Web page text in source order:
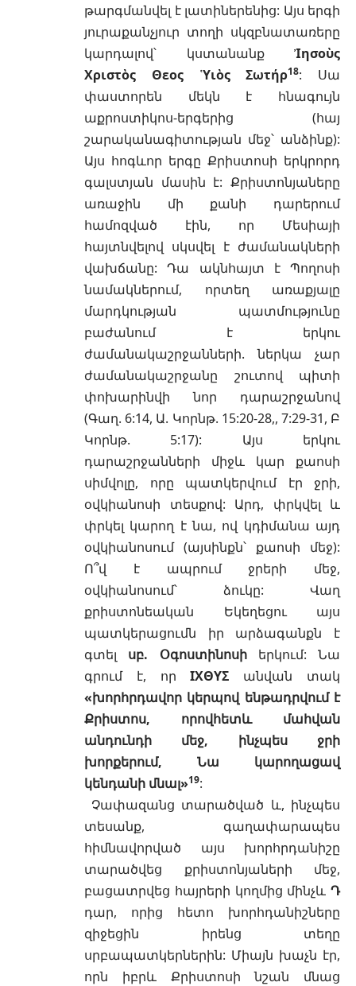
թարգմանվել է լատիներենից: Այս երգի
յուրաքանչյուր տողի սկզբնատառերը
կարդալով՝ կստանանք Ἰησοὺς
Χριστὸς Θεoς ῾Υιὸς Σωτήρ18: Սա
փաստորեն մեկն է հնագույն
աքրոստիկոս-երգերից (հայ
շարականագիտության մեջ՝ անձինք):
Այս հոգևոր երգը Քրիստոսի երկրորդ
գալստյան մասին է: Քրիստոնյաները
առաջին մի քանի դարերում
համոզված էին, որ Մեսիայի
հայտնվելով սկսվել է ժամանակների
վախճանը: Դա ակնհայտ է Պողոսի
նամակներում, որտեղ առաքյալը
մարդկության պատմությունը
բաժանում է երկու
ժամանակաշրջանների. ներկա չար
ժամանակաշրջանը շուտով պիտի
փոխարինվի նոր դարաշրջանով
(Գաղ. 6:14, Ա. Կորնթ. 15:20-28,, 7:29-31, Բ
Կորնթ. 5:17): Այս երկու
դարաշրջանների միջև կար քաոսի
սիմվոլը, որը պատկերվում էր ջրի,
օվկիանոսի տեսքով: Արդ, փրկվել և
փրկել կարող է նա, ով կդիմանա այդ
օվկիանոսում (այսինքն՝ քաոսի մեջ):
Ո՞վ է ապրում ջրերի մեջ,
օվկիանոսում՝ ձուկը: Վաղ
քրիստոնեական Եկեղեցու այս
պատկերացումն իր արձագանքն է
գտել սբ. Օգոստինոսիերկում: Նա
գրում է, որIΧΘΥΣ անվան տակ
«խորհրդավոր կերպով ենթադրվում է
Քրիստոս, որովհետև մահվան
անդունդի մեջ, ինչպես ջրի
խորքերում, Նա կարողացավ
կենդանի մնալ»19:
Չափազանց տարածված և, ինչպես
տեսանք, գաղափարապես
հիմնավորված այս խորհրդանիշը
տարածվեց քրիստոնյաների մեջ,
բացատրվեց հայրերի կողմից մինչև Դ
դար, որից հետո խորհդանիշները
զիջեցին իրենց տեղը
սրբապատկերներին: Միայն խաչն էր,
որն իբրև Քրիստոսի նշան մնաց